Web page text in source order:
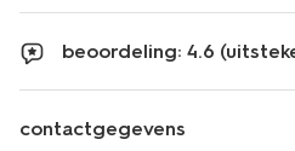
beoordeling: 4.6
contactgegevens